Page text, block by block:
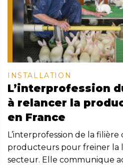
INSTALLATION
L’interprofession
à relancer la
en France
L’interprofession de la
producteurs pour freiner la
secteur. Elle communique